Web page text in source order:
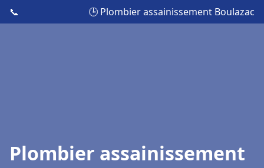
📞 🕒 Plombier assainissement Boulazac
Plombier assainissement